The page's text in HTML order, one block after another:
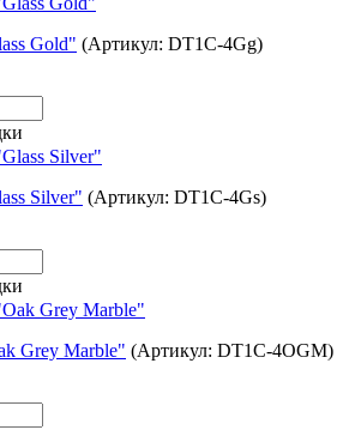
Gold" (Артикул: DT1C-4Gg)
Silver" (Артикул: DT1C-4Gs)
Grey Marble" (Артикул: DT1C-4OGM)